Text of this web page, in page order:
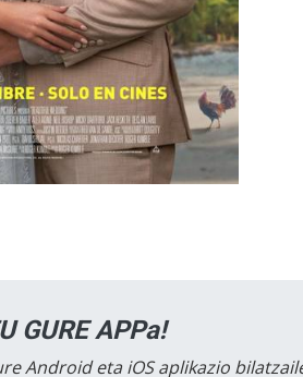
GURE APPa!
Android eta iOS aplikazio